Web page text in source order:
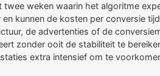
weken waarin het algoritme
kunnen de kosten per conversie
de advertenties of de
zonder ooit de stabiliteit te
extra intensief om te